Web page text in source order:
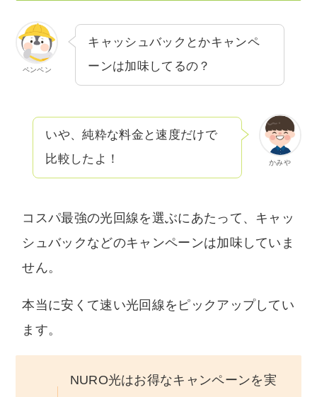
ペンペン
キャッシュバックとかキャンペ
ーンは加味してるの？
かみや
いや、純粋な料金と速度だけで
比較したよ！
コスパ最強の光回線を選ぶにあたって、キャッ
シュバックなどのキャンペーンは加味していま
せん。
本当に安くて速い光回線をピックアップしてい
ます。
NURO光はお得なキャンペーンを実